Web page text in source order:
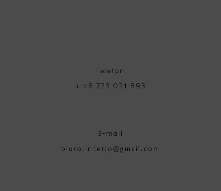
E-mail
biuro.interjo@gmail.com
Telefon
+ 48 723 021 893